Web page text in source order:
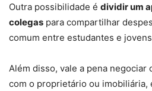
Outra possibilidade é dividir um
colegas para compartilhar
comum entre estudantes e
Além disso, vale a pena negociar
com o proprietário ou imobiliária,